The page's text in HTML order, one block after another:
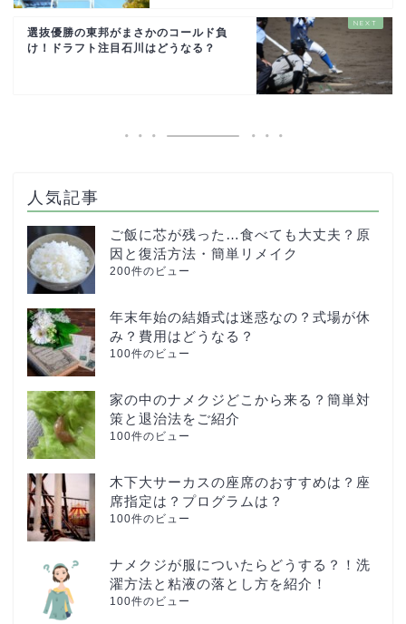
選抜優勝の東邦がまさかのコールド負
け！ドラフト注目石川はどうなる？
人気記事
ご飯に芯が残った…食べても大丈夫？原
因と復活方法・簡単リメイク
200件のビュー
年末年始の結婚式は迷惑なの？式場が休
み？費用はどうなる？
100件のビュー
家の中のナメクジどこから来る？簡単対
策と退治法をご紹介
100件のビュー
木下大サーカスの座席のおすすめは？座
席指定は？プログラムは？
100件のビュー
ナメクジが服についたらどうする？！洗
濯方法と粘液の落とし方を紹介！
100件のビュー